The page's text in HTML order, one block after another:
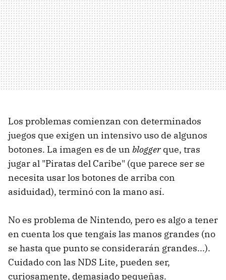
Los problemas comienzan con determinados
juegos que exigen un intensivo uso de algunos
botones. La imagen es de un bloggerque, tras
jugar al "Piratas del Caribe" (que parece ser se
necesita usar los botones de arriba con
asiduidad), terminó con la mano así.
No es problema de Nintendo, pero es algo a tener
en cuenta los que tengais las manos grandes (no
se hasta que punto se considerarán grandes...).
Cuidado con las NDS Lite, pueden ser,
curiosamente, demasiado pequeñas.